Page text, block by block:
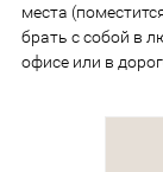
места
брать с собой в
офисе или в